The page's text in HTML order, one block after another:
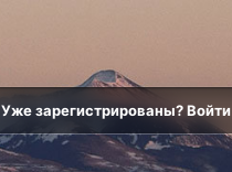
Уже зарегистрированы? Войти